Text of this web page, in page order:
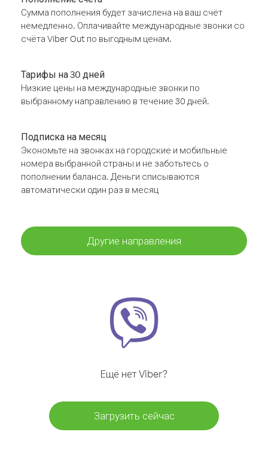
Сумма пополнения будет зачислена на ваш счёт
немедленно. Оплачивайте международные звонки со
счёта Viber Out по выгодным ценам.
Тарифы на 30 дней
Низкие цены на международные звонки по
выбранному направлению в течение 30 дней.
Подписка на месяц
Экономьте на звонках на городские и мобильные
номера выбранной страны и не заботьтесь о
пополнении баланса. Деньги списываются
автоматически один раз в месяц
Другие направления
Ещё нет Viber?
Загрузить сейчас